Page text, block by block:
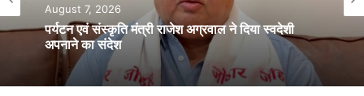
August 7, 2026
पर्यटन एवं संस्कृति मंत्री राजेश अग्रवाल ने दिया स्वदेशी
अपनाने का संदेश